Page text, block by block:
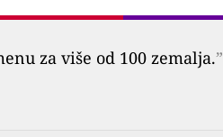
za više od 100 zemalja.”